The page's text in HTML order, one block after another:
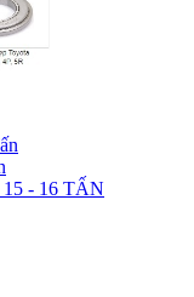
15 - 16 TẤN